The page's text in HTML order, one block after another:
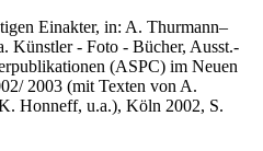
Einakter, in: A. Thurmann–
Künstler - Foto - Bücher, Ausst.-
(ASPC) im Neuen
2003 (mit Texten von A.
Honneff, u.a.), Köln 2002, S.